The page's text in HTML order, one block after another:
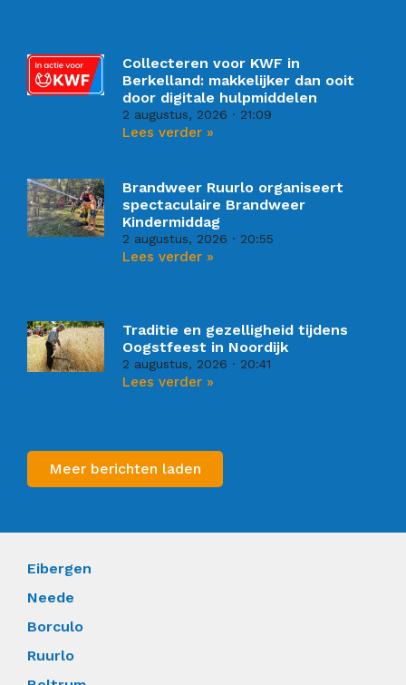
Collecteren voor KWF in
Berkelland: makkelijker dan ooit
door digitale hulpmiddelen
2 augustus, 2026 21:09
Lees verder »
Brandweer Ruurlo organiseert
spectaculaire Brandweer
Kindermiddag
2 augustus, 2026 20:55
Lees verder »
Traditie en gezelligheid tijdens
Oogstfeest in Noordijk
2 augustus, 2026 20:41
Lees verder »
Meer berichten laden
Eibergen
Neede
Borculo
Ruurlo